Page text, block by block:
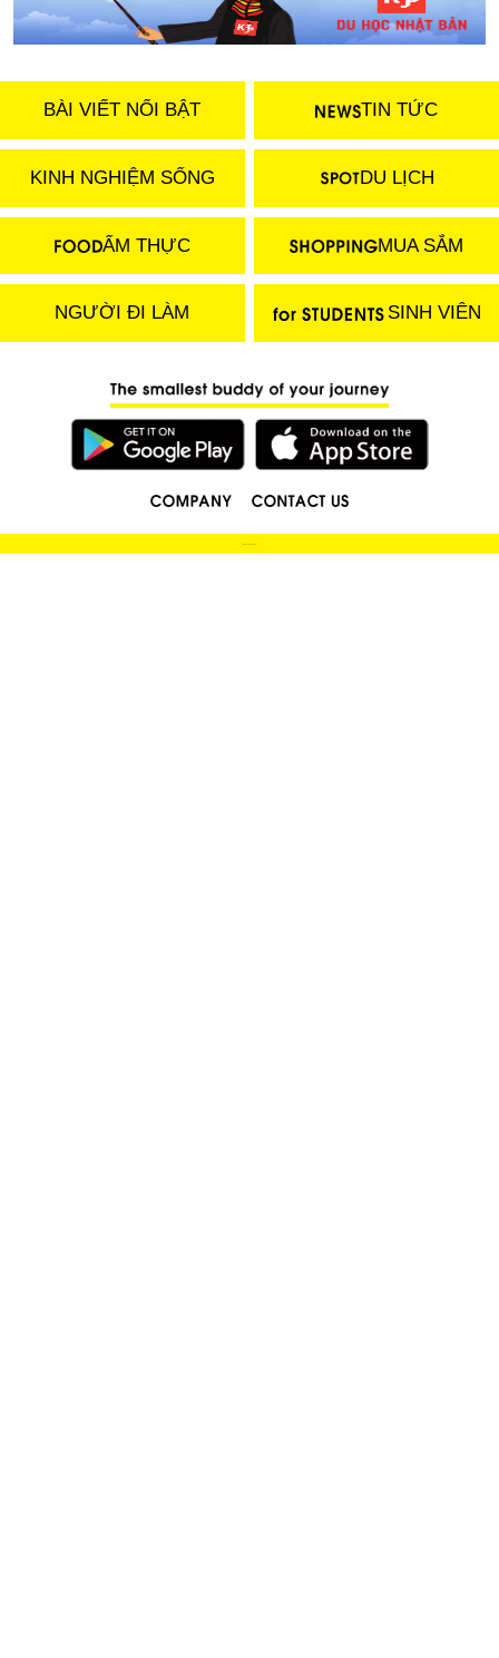
BÀI VIẾT NỔI BẬT TIN TỨC
KINH NGHIỆM SỐNG DU LỊCH
ẨM THỰC MUA SẮM
NGƯỜI ĐI LÀM SINH VIÊN